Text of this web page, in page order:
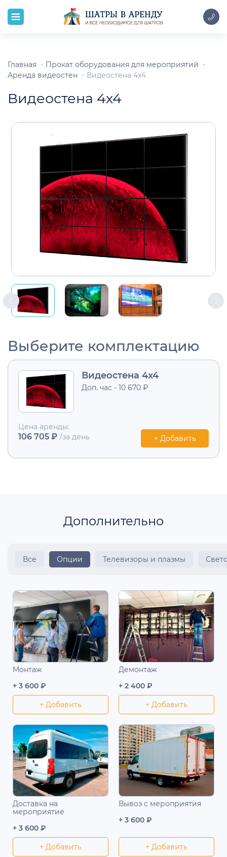
Главная
Прокат оборудования для мероприятий
Аренда видеостен
Видеостена 4х4
Видеостена 4х4
Выберите комплектацию
Видеостена 4х4
Доп. час - 10 670 ₽
Цена аренды:
106 705 ₽ /за день + Добавить
Дополнительно
Все Опции Телевизоры и плазмы
Монтаж
+ 3 600 ₽
+ Добавить
Демонтаж
+ 2 400 ₽
+ Добавить
Доставка на
мероприятие
+ 3 600 ₽
+ Добавить
Вывоз с мероприятия
+ 3 600 ₽
+ Добавить